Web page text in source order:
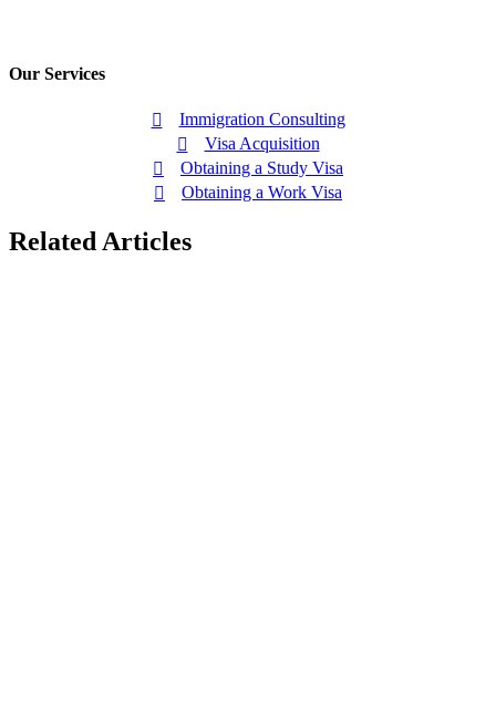
Our Services
Immigration Consulting
Visa Acquisition
Obtaining a Study Visa
Obtaining a Work Visa
Related Articles